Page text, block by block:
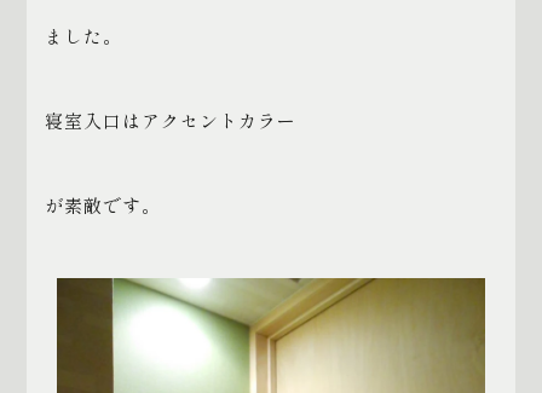
ました。
寝室入口はアクセントカラー
が素敵です。